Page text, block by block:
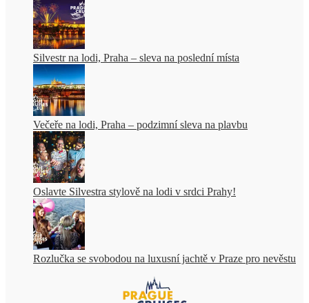
Silvestr na lodi, Praha – sleva na poslední místa
Večeře na lodi, Praha – podzimní sleva na plavbu
Oslavte Silvestra stylově na lodi v srdci Prahy!
Rozlučka se svobodou na luxusní jachtě v Praze pro nevěstu